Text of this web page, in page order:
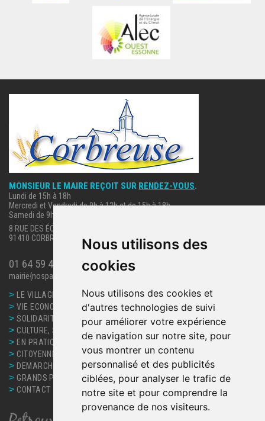
Nous utilisons des
cookies
Nous utilisons des cookies et
d'autres technologies de suivi
pour améliorer votre expérience
de navigation sur notre site, pour
vous montrer un contenu
personnalisé et des publicités
ciblées, pour analyser le trafic de
notre site et pour comprendre la
provenance de nos visiteurs.
MONSIEUR LE MAIRE REÇOIT SUR RENDEZ-VOUS.
Lundi de 15h à 18h
Mercredi et Vendredi de 9h à 12h et de 15h à 18h
Samedi de 9h à 12h.
8 RUE DES ÉCOLES
91410 CORBREUSE
01 64 59 40 63
mairie{nospam}corbreuse.fr
> LE VILLAGE
>VIE ECONOMIQUE
>SOLIDARITE, SANTE
> CULTURE, SPORT ET LOISIRS
> EN PRATIQUE
> CITOYENNETE
> DEMARCHES ET SERVICES
> GRANDS PROJETS
> CONTACT